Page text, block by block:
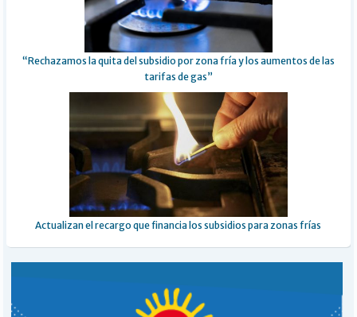
“Rechazamos la quita del subsidio por zona fría y los aumentos de las
tarifas de gas”
Actualizan el recargo que financia los subsidios para zonas frías